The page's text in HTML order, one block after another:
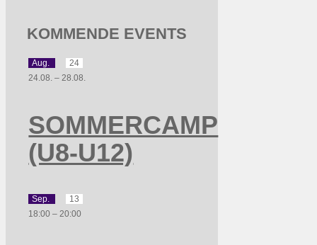
KOMMENDE EVENTS
Aug.
24
24.08. – 28.08.
SOMMERCAMP
(U8-U12)
Sep.
13
18:00 – 20:00